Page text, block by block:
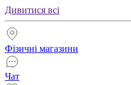
Дивитися всі
Фізичні магазини
Чат